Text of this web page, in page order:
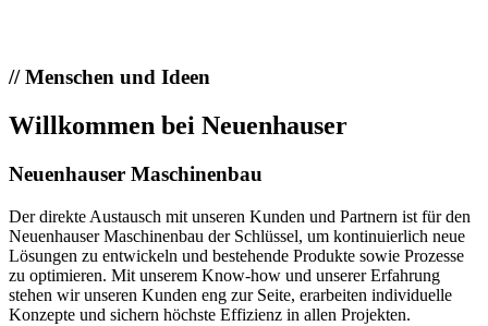
//Menschen und Ideen
Willkommen bei Neuenhauser
Neuenhauser Maschinenbau
Der direkte Austausch mit unseren Kunden und Partnern ist für den
Neuenhauser Maschinenbau der Schlüssel, um kontinuierlich neue
Lösungen zu entwickeln und bestehende Produkte sowie Prozesse
zu optimieren. Mit unserem Know-how und unserer Erfahrung
stehen wir unseren Kunden eng zur Seite, erarbeiten individuelle
Konzepte und sichern höchste Effizienz in allen Projekten.